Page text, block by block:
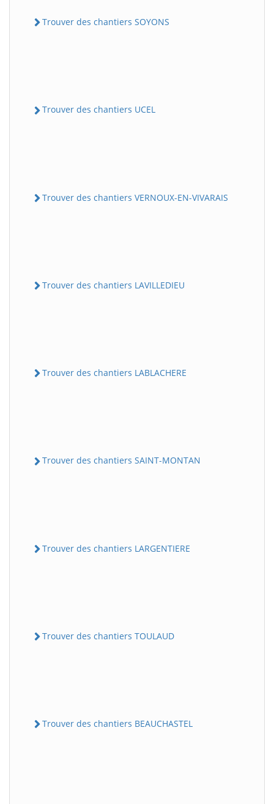
Trouver des chantiers SOYONS
Trouver des chantiers UCEL
Trouver des chantiers VERNOUX-EN-VIVARAIS
Trouver des chantiers LAVILLEDIEU
Trouver des chantiers LABLACHERE
Trouver des chantiers SAINT-MONTAN
Trouver des chantiers LARGENTIERE
Trouver des chantiers TOULAUD
Trouver des chantiers BEAUCHASTEL